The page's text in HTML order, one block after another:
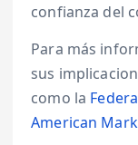
confianza del
Para más
sus
como la
American